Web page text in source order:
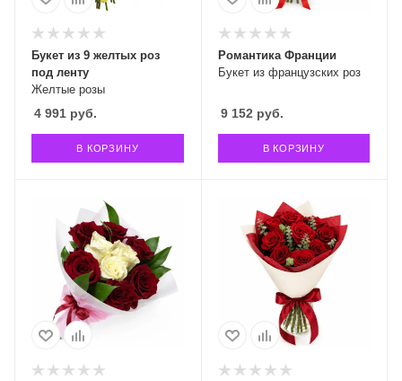
Желтые розы
Букет из 9 желтых роз
под ленту
4 991 руб.
В КОРЗИНУ
Букет из французских роз
Романтика Франции
9 152 руб.
В КОРЗИНУ